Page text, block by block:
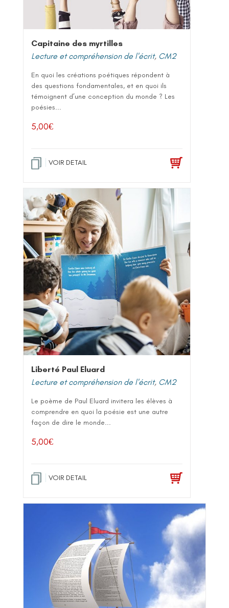
Capitaine des myrtilles
Lecture et compréhension de l'écrit, CM2
En quoi les créations poétiques répondent à
des questions fondamentales, et en quoi ils
témoignent d’une conception du monde ? Les
poésies...
5,00€
VOIR DETAIL
Liberté Paul Eluard
Lecture et compréhension de l'écrit, CM2
Le poème de Paul Eluard invitera les élèves à
comprendre en quoi la poésie est une autre
façon de dire le monde...
5,00€
VOIR DETAIL